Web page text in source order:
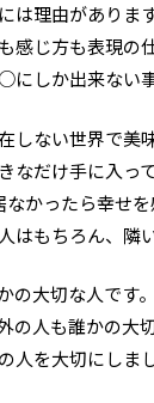
理由がありま
感じ方も表現の
しか出来ない事
ない世界で美
だけ手に入っ
かったら幸せを
はもちろん、隣
大切な人です。
人も誰かの大切
人を大切にしまし